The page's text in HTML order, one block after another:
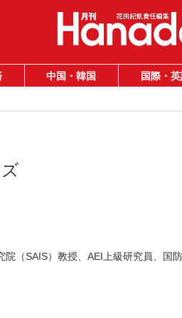
中国・韓国 国際・
（SAIS）教授、AEI上級研究員、国